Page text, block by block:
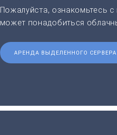
Пожалуйста, ознакомьтесь
может понадобиться
АРЕНДА ВЫДЕЛЕННОГО СЕРВЕРА